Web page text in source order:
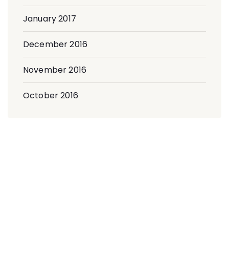
January 2017
December 2016
November 2016
October 2016